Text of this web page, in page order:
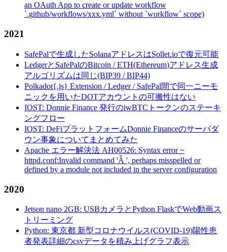
an OAuth App to create or update workflow
`.github/workflows/xxx.yml` without `workflow` scope)
2021
SafePalで生成したSolanaアドレスはSollet.ioで復元可能
LedgerとSafePalのBitcoin / ETH(Ethereum)アドレス生成
アルゴリズムは同じ(BIP39 / BIP44)
Polkadot{.js} Extension / Ledger / SafePal間で同一ニーモ
ニックを用いたDOTアカウントの可搬性はない
IOST: Donnie Finance 発行のiwBTCトークンのステーキ
ングフロー
IOST: DeFiプラットフォームDonnie Financeのサーバダ
ウン事象についてまとめてみた
Apache エラー解決法 AH00526: Syntax error ~
httpd.conf:Invalid command 'Â ', perhaps misspelled or
defined by a module not included in the server configuration
2020
Jetson nano 2GB: USBカメラとPython FlaskでWeb動画ス
トリーミング
Python: 東京都 新型コロナウイルス(COVID-19)陽性患
者発表詳細のcsvデータを積み上げグラフ表示